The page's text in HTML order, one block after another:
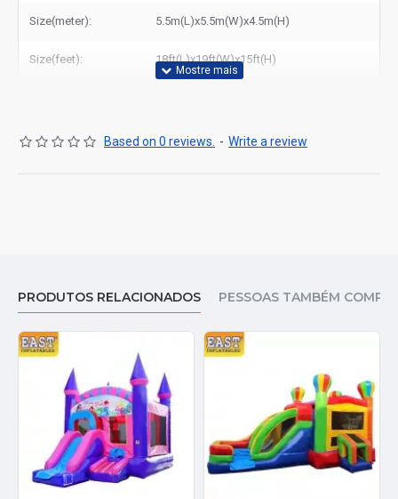
Size(meter): 5.5m(L)x5.5m(W)x4.5m(H)
Size(feet): 18ft(L)x19ft(W)x15ft(H)
Based on 0 reviews. - Write a review
PRODUTOS RELACIONADOS PESSOAS TAMBÉM